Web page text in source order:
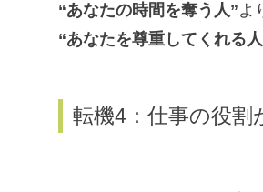
“あなたの時間を奪う人”よ
“あなたを尊重してくれる
転機4：仕事の役割